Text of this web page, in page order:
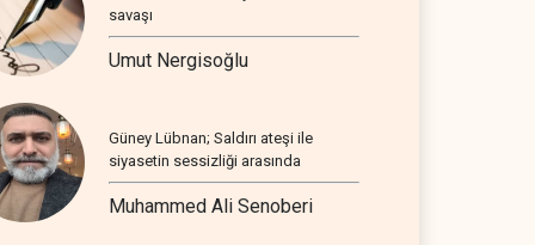
savaşı
Umut Nergisoğlu
Güney Lübnan; Saldırı ateşi ile
siyasetin sessizliği arasında
Muhammed Ali Senoberi